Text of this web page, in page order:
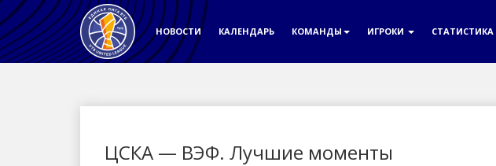
НОВОСТИ КАЛЕНДАРЬ КОМАНДЫ ИГРОКИ СТАТИСТИКА
ЦСКА — ВЭФ. Лучшие моменты